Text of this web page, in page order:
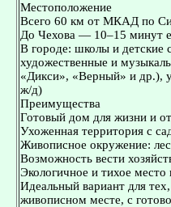
Местоположение
Всего 60 км от МКАД по
До Чехова — 10–15 минут
В городе: школы и детские
художественные и
«Дикси», «Верный» и др.),
ж/д)
Преимущества
Готовый дом для жизни и
Ухоженная территория с
Живописное окружение:
Возможность вести
Экологичное и тихое место
Идеальный вариант для
живописном месте, с